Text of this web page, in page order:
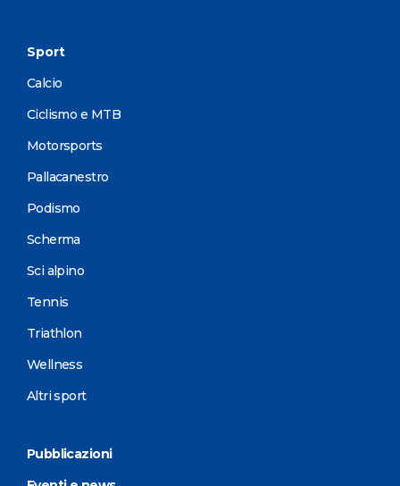
Sport
Calcio
Ciclismo e MTB
Motorsports
Pallacanestro
Podismo
Scherma
Sci alpino
Tennis
Triathlon
Wellness
Altri sport
Pubblicazioni